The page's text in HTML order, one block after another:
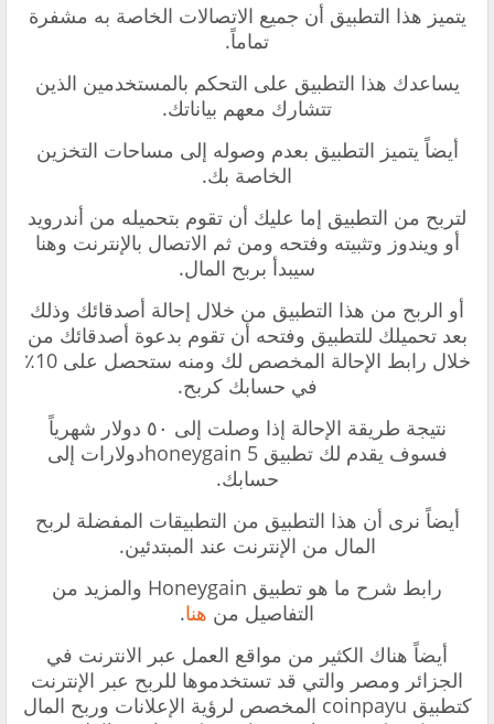
يتميز هذا التطبيق أن جميع الاتصالات الخاصة به مشفرة
تماماً.
يساعدك هذا التطبيق على التحكم بالمستخدمين الذين
تتشارك معهم بياناتك.
أيضاً يتميز التطبيق بعدم وصوله إلى مساحات التخزين
الخاصة بك.
لتربح من التطبيق إما عليك أن تقوم بتحميله من أندرويد
أو ويندوز وتثبيته وفتحه ومن ثم الاتصال بالإنترنت وهنا
سيبدأ بربح المال.
أو الربح من هذا التطبيق من خلال إحالة أصدقائك وذلك
بعد تحميلك للتطبيق وفتحه أن تقوم بدعوة أصدقائك من
خلال رابط الإحالة المخصص لك ومنه ستحصل على 10٪
في حسابك كربح.
نتيجة طريقة الإحالة إذا وصلت إلى ٥٠ دولار شهرياً
فسوف يقدم لك تطبيق honeygain 5دولارات إلى
حسابك.
أيضاً نرى أن هذا التطبيق من التطبيقات المفضلة لربح
المال من الإنترنت عند المبتدئين.
رابط شرح ما هو تطبيق Honeygain والمزيد من
التفاصيل من هنا.
أيضاً هناك الكثير من مواقع العمل عبر الانترنت في
الجزائر ومصر والتي قد تستخدموها للربح عبر الإنترنت
كتطبيق coinpayu المخصص لرؤية الإعلانات وربح المال